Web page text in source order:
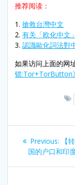
推荐阅读：
1. 搶救台灣中文
2. 有关「欧化中文」
3. 認識歐化詞法對
如果访问上面的网
锁:Tor+TorButton》
PostPrevious:
【
国的户口和印